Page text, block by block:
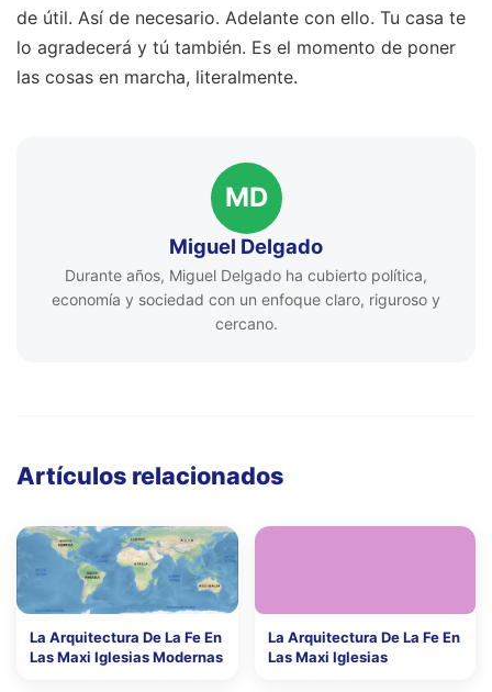
de útil. Así de necesario. Adelante con ello. Tu casa te
lo agradecerá y tú también. Es el momento de poner
las cosas en marcha, literalmente.
MD
Miguel Delgado
Durante años, Miguel Delgado ha cubierto política,
economía y sociedad con un enfoque claro, riguroso y
cercano.
Artículos relacionados
La Arquitectura De La Fe En
Las Maxi Iglesias Modernas
La Arquitectura De La Fe En
Las Maxi Iglesias